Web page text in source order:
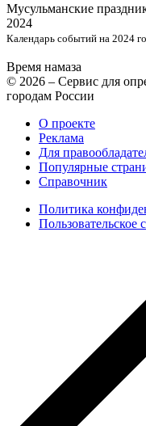
Мусульманские
2024
Календарь событий на 2024
Время намаза
© 2026 – Сервис для
городам России
О проекте
Реклама
Для
Популярные
Справочник
Политика
Пользовательское